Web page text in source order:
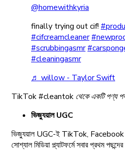
@homewithkyria
finally trying out cif!
#cifcreamcleaner
#scrubbingasmr
#cleaningasmr
♬ willow - Taylor Swift
TikTok #cleantok থেকে একটি পণ্য
ভিজ্যুয়াল UGC
ভিজ্যুয়াল UGC-ই TikTok,
সোশ্যাল মিডিয়া প্ল্যাটফর্মে সবার প্রথম